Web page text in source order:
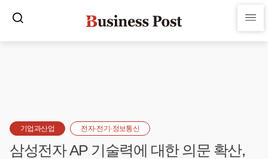
기업과산업 전자·전기·정보통신
삼성전자 AP 기술력에 대한 의문 확산,